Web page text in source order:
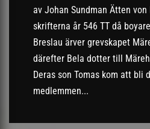
av Johan Sundman Ätten
skrifterna år 546 TT då
Breslau ärver grevskapet
därefter Bela dotter till
Deras son Tomas kom att bli
medlemmen...